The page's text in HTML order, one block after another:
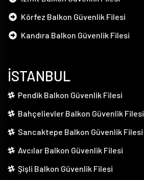
Körfez Balkon Güvenlik Filesi
Kandıra Balkon Güvenlik Filesi
İSTANBUL
Pendik Balkon Güvenlik Filesi
Bahçelievler Balkon Güvenlik Filesi
Sancaktepe Balkon Güvenlik Filesi
Avcılar Balkon Güvenlik Filesi
Şişli Balkon Güvenlik Filesi